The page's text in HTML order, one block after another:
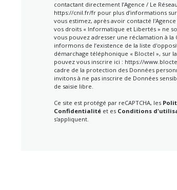
contactant directement l’Agence / Le
https://cnil.fr/frpour plus d’informations
vous estimez, après avoir contacté l'Agence
vos droits « Informatique et Libertés » ne
vous pouvez adresser une réclamation à la
informons de l’existence de la liste
démarchage téléphonique « Bloctel », sur
pouvez vous inscrire ici : https://
cadre de la protection des Données
invitons à ne pas inscrire de Données
de saisie libre.
Ce site est protégé par reCAPTCHA, les
Confidentialitéet es Conditions
s'appliquent.